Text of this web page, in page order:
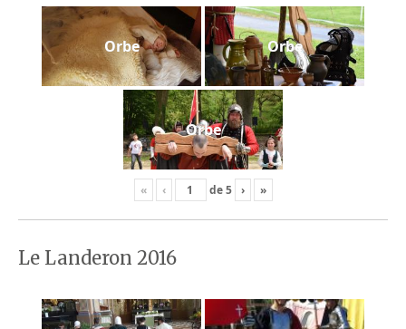
Orbe Orbe
Orbe
« ‹ de5 › »
Le Landeron 2016